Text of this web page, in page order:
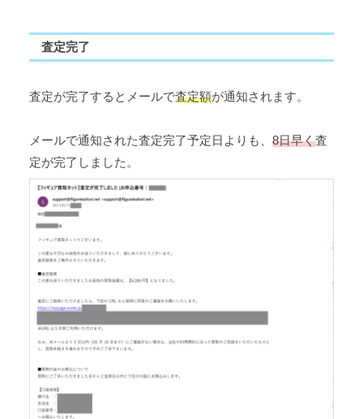
査定完了
査定が完了するとメールで査定額が通知されます。
メールで通知された査定完了予定日よりも、 8日早く査
定が完了しました。